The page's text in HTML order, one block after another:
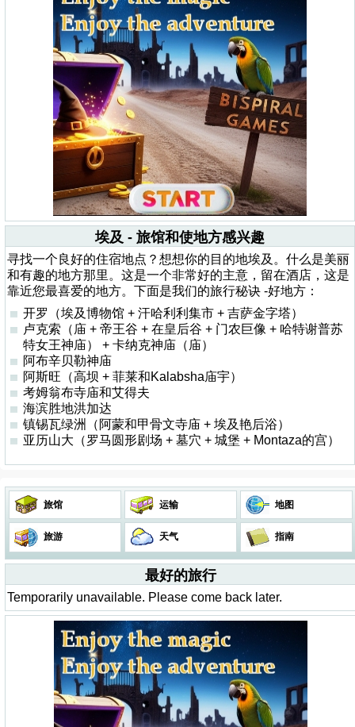
埃及 - 旅馆和使地方感兴趣
寻找一个良好的住宿地点？想想你的目的地埃及。什么是美丽
和有趣的地方那里。这是一个非常好的主意，留在酒店，这是
靠近您最喜爱的地方。下面是我们的旅行秘诀 -好地方：
开罗（埃及博物馆 + 汗哈利利集市 + 吉萨金字塔）
卢克索（庙 + 帝王谷 + 在皇后谷 + 门农巨像 + 哈特谢普苏
特女王神庙） + 卡纳克神庙（庙）
阿布辛贝勒神庙
阿斯旺（高坝 + 菲莱和Kalabsha庙宇）
考姆翁布寺庙和艾得夫
海滨胜地洪加达
镇锡瓦绿洲（阿蒙和甲骨文寺庙 + 埃及艳后浴）
亚历山大（罗马圆形剧场 + 墓穴 + 城堡 + Montaza的宫）
旅馆 运输 地图
旅游 天气 指南
最好的旅行
Temporarily unavailable. Please come back later.